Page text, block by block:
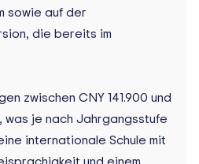
sowie auf der
die bereits im
zwischen CNY 141.900 und
was je nach Jahrgangsstufe
internationale Schule mit